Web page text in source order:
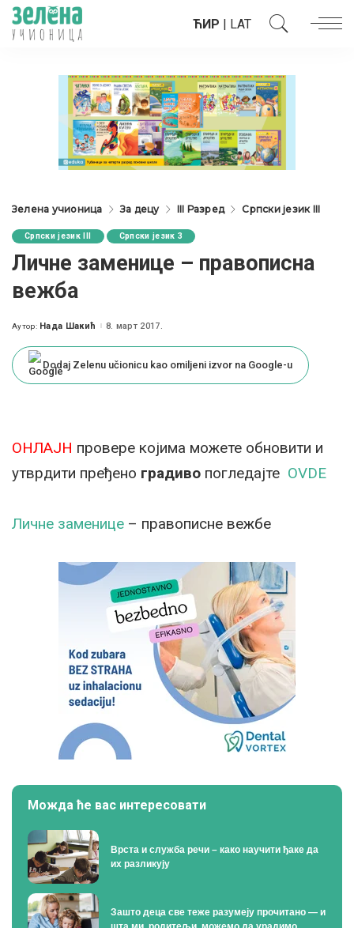
ЋИР | LAT
Зелена учионица За децу III Разред Српски језик III
Српски језик III Српски језик 3
Личне заменице – правописна
вежба
Posted
Аутор: Нада Шакић 8. март 2017.
Dodaj Zelenu učionicu kao omiljeni izvor na Google-u
ОНЛАЈН провере којима можете обновити и
утврдити пређено градиво погледајте OVDE
Личне заменице – правописне вежбе
Можда ће вас интересовати
Врста и служба речи – како научити ђаке да
их разликују
Зашто деца све теже разумеју прочитано — и